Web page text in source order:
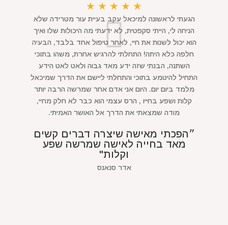
★
★
★
★
★
הגעתי לראשונה למיכאל עקב בעיית עור מטרידה שלא
הניחה לי, הייתי סקפטית, לא ידעתי מה היכולות שלו ואיך
הוא יכול לשנות את חיי, לאחר טיפול אחד בלבד, הבעיה
חלפה כלא היתה! התחלתי להרגיש אחרת, משהו בתוכי
השתנה, הבנתי שזה ידע מאד גבוה ולאט לאט הידע
התחיל להיטמע בתוכי והתחלתי ליישם את הדרך שמיכאל
מלמד ביום יום. היום אני אדם אחר שמרשה הרבה יותר
קלות ושפע בחייו , הרס עצמי הוא כבר לא חלק מחיי,
מודה שמצאתי את הדרך אל האושר האמיתי.
״הפכתי מאישה שיצרה דברים קשים
מאד בחייה לאישה שמרשה שפע
וקלות"
אדר סנאנס